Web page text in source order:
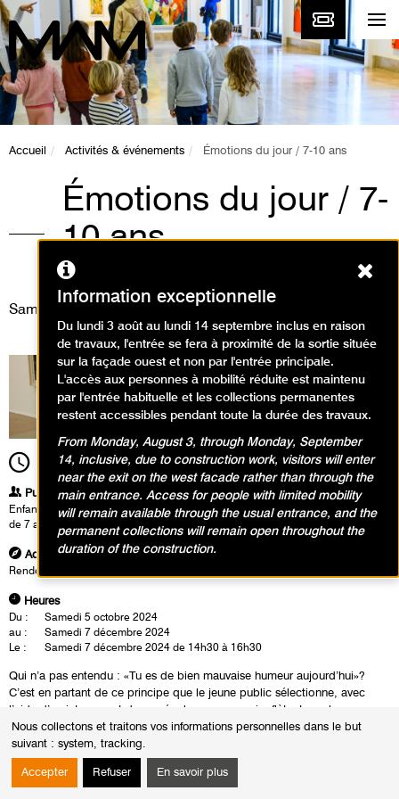
Nous collectons et traitons vos informations personnelles dans le but
suivant : system, tracking.
Accepter Refuser En savoir plus
Accueil Activités & événements Émotions du jour / 7-10 ans
Émotions du jour / 7-
10 ans
Ateliers / Atelier arts plastiques
Samedi 7 décembre 2024
14h30 Durée2h00
Publics
Enfants / Ados
de 7 ans à 10 ans
Adresse
Rendez-vous dans le hall d'accueil du musée
Heures
Du :
Samedi 5 octobre 2024
au :
Samedi 7 décembre 2024
Le :
Samedi 7 décembre 2024 de 14h30 à 16h30
Qui n’a pas entendu : «Tu es de bien mauvaise humeur aujourd’hui»?
C’est en partant de ce principe que le jeune public sélectionne, avec
l’aide d’un intervenant du musée, les œuvres qui reflètent une bonne ou
une mauvaise humeur.
Ils perçoivent en quoi les éléments présents dans les toiles, comme les
lignes dynamiques, les couleurs électriques et la matière dégoulinante,
Information exceptionnelle
Du lundi 3 août au lundi 14 septembre inclus en raison
de travaux, l'entrée se fera à proximité de la sortie située
sur la façade ouest et non par l'entrée principale.
L'accès aux personnes à mobilité réduite est maintenu
par l'entrée habituelle et les collections permanentes
restent accessibles pendant toute la durée des travaux.
From Monday, August 3, through Monday, September
14, inclusive, due to construction work, visitors will enter
near the exit on the west facade rather than through the
main entrance. Access for people with limited mobility
will remain available through the usual entrance, and the
permanent collections will remain open throughout the
duration of the construction.